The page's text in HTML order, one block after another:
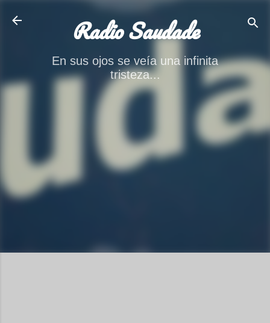
Radio Saudade
En sus ojos se veía una infinita
tristeza...